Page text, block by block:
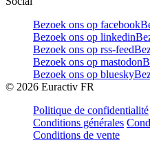
Bezoek ons op facebook
Bezoek ons op linkedin
Bezoek ons op rss-feed
Bezoek ons op mastodon
Bezoek ons op bluesky
© 2026 Euractiv FR
Politique de confidentialité
Conditions générales
Conditions de vente